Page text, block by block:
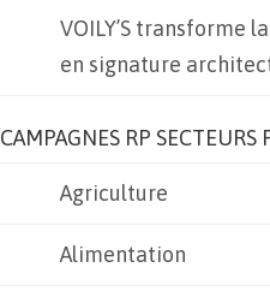
VOILY’S transforme
en signature
CAMPAGNES RP SECTEURS
Agriculture
Alimentation